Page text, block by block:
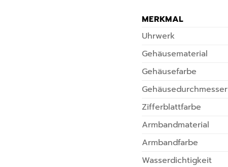
MERKMAL
Uhrwerk
Gehäusematerial
Gehäusefarbe
Gehäusedurchmesser
Zifferblattfarbe
Armbandmaterial
Armbandfarbe
Wasserdichtigkeit